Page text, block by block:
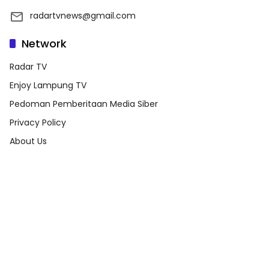
radartvnews@gmail.com
Network
Radar TV
Enjoy Lampung TV
Pedoman Pemberitaan Media Siber
Privacy Policy
About Us